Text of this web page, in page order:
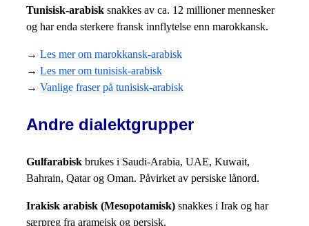
Tunisisk-arabisk snakkes av ca. 12 millioner mennesker
og har enda sterkere fransk innflytelse enn marokkansk.
→ Les mer om marokkansk-arabisk
→ Les mer om tunisisk-arabisk
→ Vanlige fraser på tunisisk-arabisk
Andre dialektgrupper
Gulfarabisk brukes i Saudi-Arabia, UAE, Kuwait,
Bahrain, Qatar og Oman. Påvirket av persiske lånord.
Irakisk arabisk (Mesopotamisk) snakkes i Irak og har
særpreg fra arameisk og persisk.